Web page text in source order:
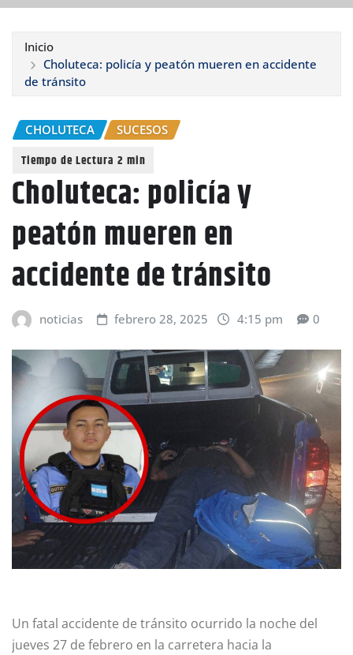
Inicio
Choluteca: policía y peatón mueren en accidente
de tránsito
CHOLUTECA SUCESOS
Choluteca: policía y
peatón mueren en
accidente de tránsito
noticias febrero 28, 2025 4:15 pm 0
Un fatal accidente de tránsito ocurrido la noche del
jueves 27 de febrero en la carretera hacia la